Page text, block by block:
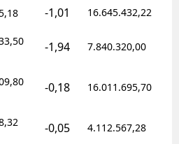
-1,01 16.645.432,22
-1,94 7.840.320,00
-0,18 16.011.695,70
-0,05 4.112.567,28